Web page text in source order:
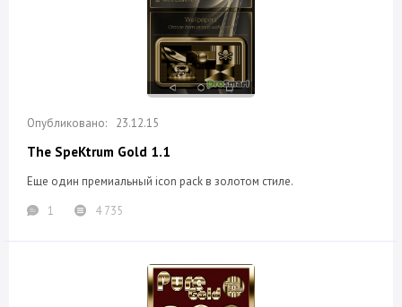
23.12.15
The SpeKtrum Gold 1.1
Еще один премиальный icon pack в золотом стиле.
1
4 735